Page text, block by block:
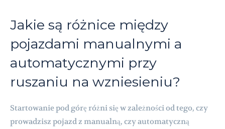
Jakie są różnice między
pojazdami manualnymi a
automatycznymi przy
ruszaniu na wzniesieniu?
Startowanie pod górę różni się w zależności od tego, czy
prowadzisz pojazd z manualną, czy automatyczną